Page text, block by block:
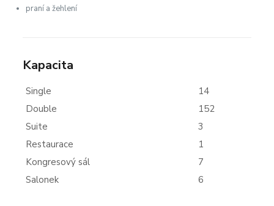
praní a žehlení
Kapacita
Single
14
Double
152
Suite
3
Restaurace
1
Kongresový sál
7
Salonek
6